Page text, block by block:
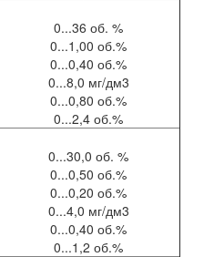
0...36 об. %
0...1,00 об.%
0...0,40 об.%
0...8,0 мг/дм3
0...0,80 об.%
0...2,4 об.%
0...30,0 об. %
0...0,50 об.%
0...0,20 об.%
0...4,0 мг/дм3
0...0,40 об.%
0...1,2 об.%